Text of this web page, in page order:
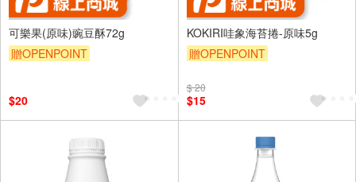
可樂果(原味)豌豆酥72g
贈OPENPOINT
$20
KOKIRI哇象海苔捲-原味5g
贈OPENPOINT
$ 20
$15